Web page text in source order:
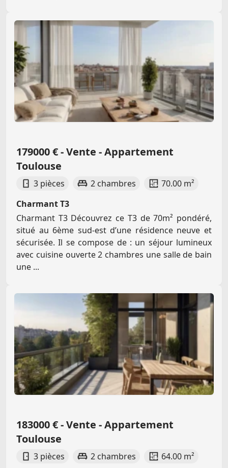
179000 € - Vente - Appartement
Toulouse
3 pièces 2 chambres
70.00 m²
Charmant T3
Charmant T3 Découvrez ce T3 de 70m² pondéré,
situé au 6ème sud-est d’une résidence neuve et
sécurisée. Il se compose de : un séjour lumineux
avec cuisine ouverte 2 chambres une salle de bain
une ...
183000 € - Vente - Appartement
Toulouse
3 pièces 2 chambres
64.00 m²